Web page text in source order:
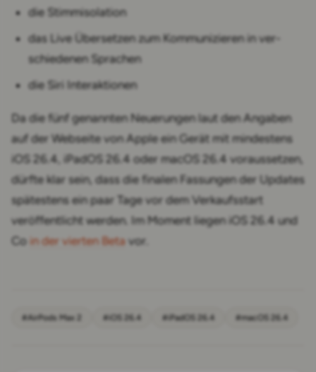
die Stimm­isolation
das Live Über­setzen zum Kommu­ni­zieren in ver­
schie­denen Sprachen
die Siri Inter­aktionen
Da die fünf genannten Neuerungen laut den Angaben
auf der Webseite von Apple ein Gerät mit mindestens
iOS 26.4, iPadOS 26.4 oder macOS 26.4 voraussetzen,
dürfte klar sein, dass die finalen Fassungen der Updates
spätestens ein paar Tage vor dem Verkaufsstart
veröffentlicht werden. Im Moment liegen iOS 26.4 und
Co in der vierten Beta vor.
#AirPods Max 2 #iOS 26.4 #iPadOS 26.4 #macOS 26.4